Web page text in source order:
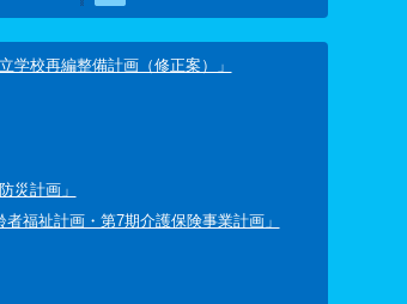
学校再編整備計画（修正案）」
災計画」
福祉計画・第7期介護保険事業計画」